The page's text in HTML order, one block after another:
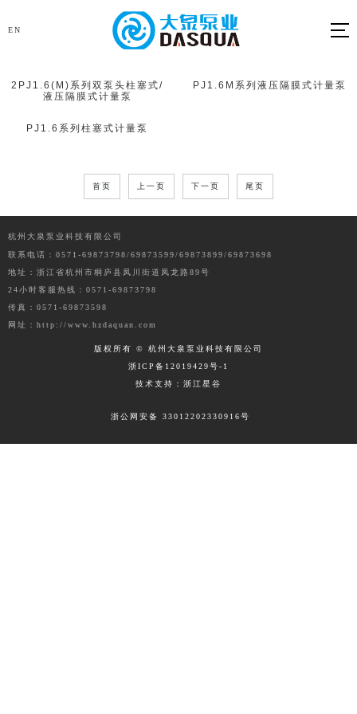
EN
2PJ1.6(M)系列双泵头柱塞式/
液压隔膜式计量泵
PJ1.6M系列液压隔膜式计量泵
PJ1.6系列柱塞式计量泵
首页 上一页 下一页 尾页
杭州大泉泵业科技有限公司
联系电话： 0571-69873798/69873599/69873899/69873698
地址：浙江省杭州市桐庐县凤川街道凤龙路89号
24小时客服热线：0571-69873798
传真：0571-69873598
网址：http://www.hzdaquan.com
版权所有 © 杭州大泉泵业科技有限公司
浙ICP备12019429号-1
技术支持：浙江星谷
浙公网安备 33012202330916号